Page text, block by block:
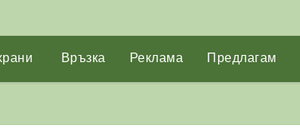
Връзка Реклама Предлагам